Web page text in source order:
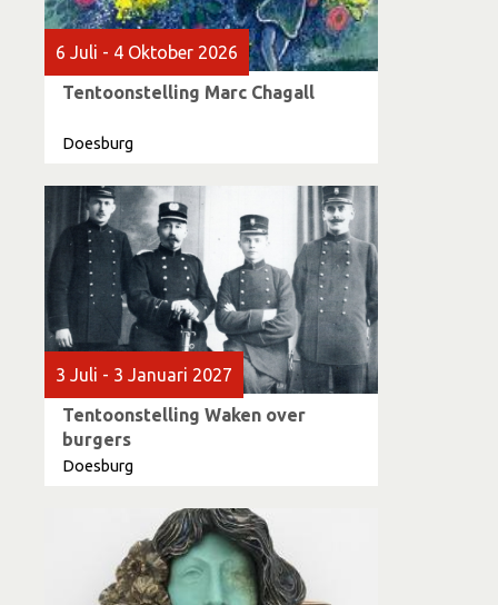
6 Juli - 4 Oktober 2026
Tentoonstelling Marc Chagall
Doesburg
3 Juli - 3 Januari 2027
Tentoonstelling Waken over
burgers
Doesburg